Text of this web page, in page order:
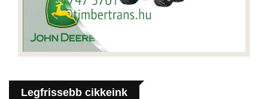
Legfrissebb cikkeink